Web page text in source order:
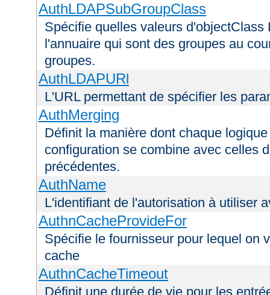
AuthLDAPSubGroupClass
Spécifie quelles valeurs
l'annuaire qui sont des groupes au
groupes.
AuthLDAPURl
L'URL permettant de spécifier les
AuthMerging
Définit la manière dont chaque
configuration se combine avec celles
précédentes.
AuthName
L'identifiant de l'autorisation à utiliser
AuthnCacheProvideFor
Spécifie le fournisseur pour lequel on
cache
AuthnCacheTimeout
Définit une durée de vie pour les